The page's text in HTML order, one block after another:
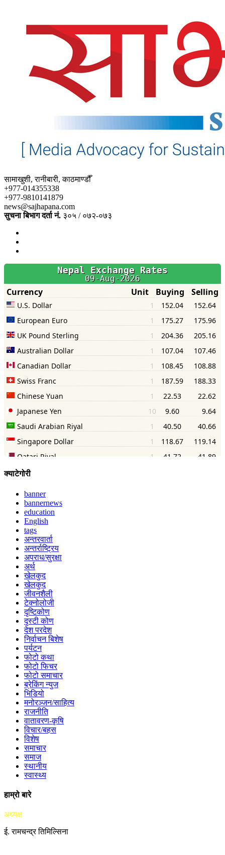
सामाखुशी, रानीबारी, काठमाण्डौँ
+977-014355338
+977-9810141879
news@sajhapana.com
सुचना बिभाग दर्ता नं. ३०५ / ०७२-०७३
क्याटेगोरी
banner
bannernews
education
English
tags
अन्तरवार्ता
अन्तर्राष्ट्रिय
अपराध/सुरक्षा
अर्थ
खेलकुद
खेलकुद
जीवनशैली
टेक्नोलोजी
दृष्टिकोण
दृस्टी कोण
देश परदेश
निर्वाचन बिशेष
पर्यटन
फोटो कथा
फोटो फिचर
फोटो समाचार
ब्रेकिंग न्युज
भिडियो
मनोरञ्जन/साहित्य
राजनीति
वातावरण-कृषि
विचार/बहस
विशेष
समाचार
समाज
स्थानीय
स्वास्थ्य
हाम्रो बारे
अध्यक्ष
ई. रामचन्द्र तिमिल्सिना